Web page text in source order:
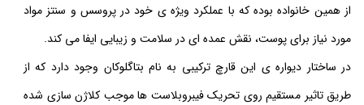
از همین خانواده بوده که با عملکرد ویژه ی خود در پروسس و سنتز مواد
مورد نیاز برای پوست، نقش عمده ای در سلامت و زیبایی ایفا می کند.
در ساختار دیواره ی این قارچ ترکیبی به نام بتاگلوکان وجود دارد که از
طریق تاثیر مستقیم روی تحریک فیبروبلاست ها موجب کلاژن سازی شده